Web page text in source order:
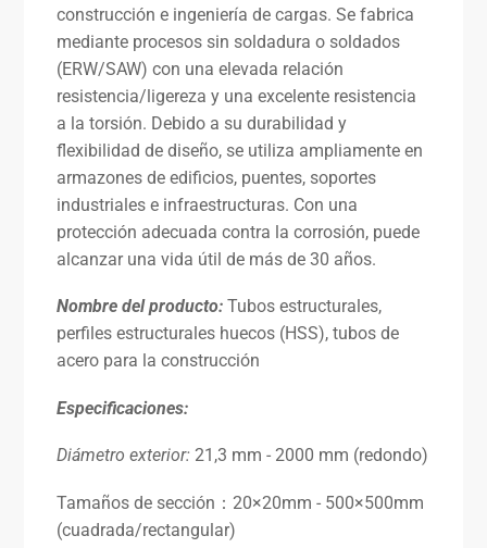
construcción e ingeniería de cargas. Se fabrica
mediante procesos sin soldadura o soldados
(ERW/SAW) con una elevada relación
resistencia/ligereza y una excelente resistencia
a la torsión. Debido a su durabilidad y
flexibilidad de diseño, se utiliza ampliamente en
armazones de edificios, puentes, soportes
industriales e infraestructuras. Con una
protección adecuada contra la corrosión, puede
alcanzar una vida útil de más de 30 años.
Nombre del producto:Tubos estructurales,
perfiles estructurales huecos (HSS), tubos de
acero para la construcción
Especificaciones:
Diámetro exterior:21,3 mm - 2000 mm (redondo)
Tamaños de sección：20×20mm - 500×500mm
(cuadrada/rectangular)